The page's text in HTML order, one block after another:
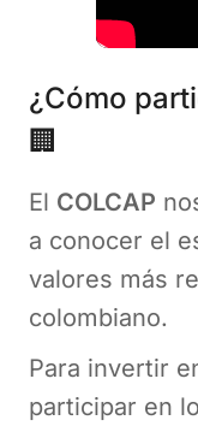
¿Cómo
🏢
El COLCAP
a conocer el
valores más
colombiano.
Para invertir
participar en